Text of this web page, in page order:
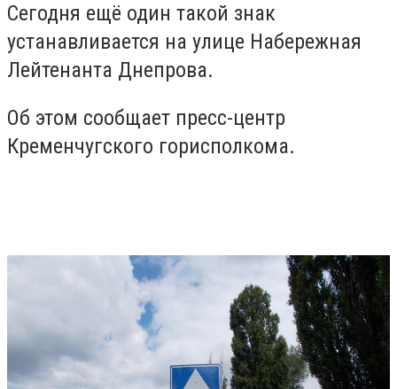
Сегодня ещё один такой знак
устанавливается на улице Набережная
Лейтенанта Днепрова.
Об этом сообщает пресс-центр
Кременчугского горисполкома.